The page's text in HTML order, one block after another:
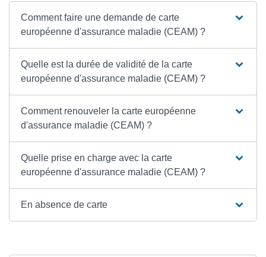
Comment faire une demande de carte
européenne d'assurance maladie (CEAM) ?
Quelle est la durée de validité de la carte
européenne d'assurance maladie (CEAM) ?
Comment renouveler la carte européenne
d'assurance maladie (CEAM) ?
Quelle prise en charge avec la carte
européenne d'assurance maladie (CEAM) ?
En absence de carte